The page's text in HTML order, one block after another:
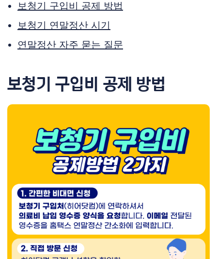
보청기 구입비 공제 방법
보청기 연말정산 시기
연말정산 자주 묻는 질문
보청기 구입비 공제 방법